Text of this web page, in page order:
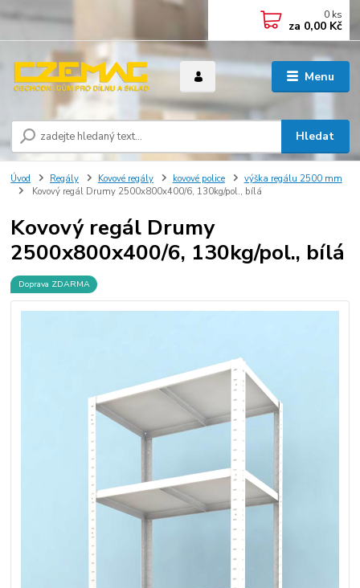
Menu
Hledat
0 ks
za 0,00 Kč
Úvod Regály Kovové regály kovové police
výška regálu 2500 mm
Kovový regál Drumy 2500x800x400/6, 130kg/pol., bílá
Kovový regál Drumy
2500x800x400/6, 130kg/pol., bílá
Doprava ZDARMA